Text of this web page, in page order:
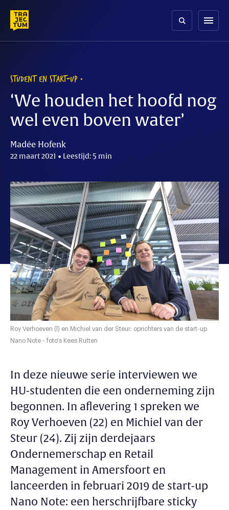
content
menu
STUDENT EN START-UP
‘We houden het hoofd nog
wel even boven water’
Madée Hofenk
22 maart 2021 • Leestijd: 5 min
Roy Verhoeven (l) en Michiel van der Steur: oprichters van de start-up
Nano Note - foto's Kees Rutten
In deze nieuwe serie interviewen we
HU-studenten die een onderneming zijn
begonnen. In aflevering 1 spreken we
Roy Verhoeven (22) en Michiel van der
Steur (24). Zij zijn derdejaars
Ondernemerschap en Retail
Management in Amersfoort en
lanceerden in februari 2019 de start-up
Nano Note: een herschrijfbare sticky